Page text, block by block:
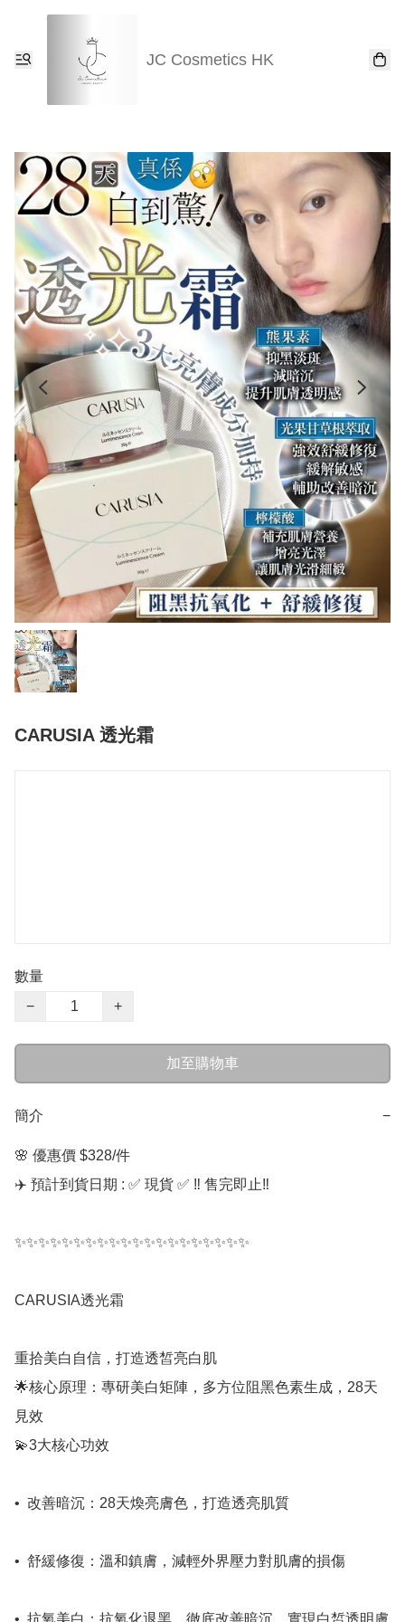
JC Cosmetics HK
CARUSIA 透光霜
數量
−
+
加至購物車
簡介 −
🌸 優惠價 $328/件
✈️ 預計到貨日期 : ✅ 現貨 ✅ ‼️ 售完即止‼️
✨✨✨✨✨✨✨✨✨✨✨✨✨✨✨✨✨✨✨✨
CARUSIA透光霜
重拾美白自信，打造透皙亮白肌
🌟核心原理：專研美白矩陣，多方位阻黑色素生成，28天
見效
💫3大核心功效
•⁠  ⁠改善暗沉：28天煥亮膚色，打造透亮肌質
•⁠  ⁠舒緩修復：溫和鎮膚，減輕外界壓力對肌膚的損傷